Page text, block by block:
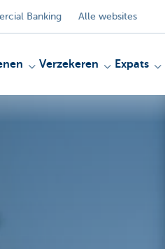
Banking Alle websites
Verzekeren Expats